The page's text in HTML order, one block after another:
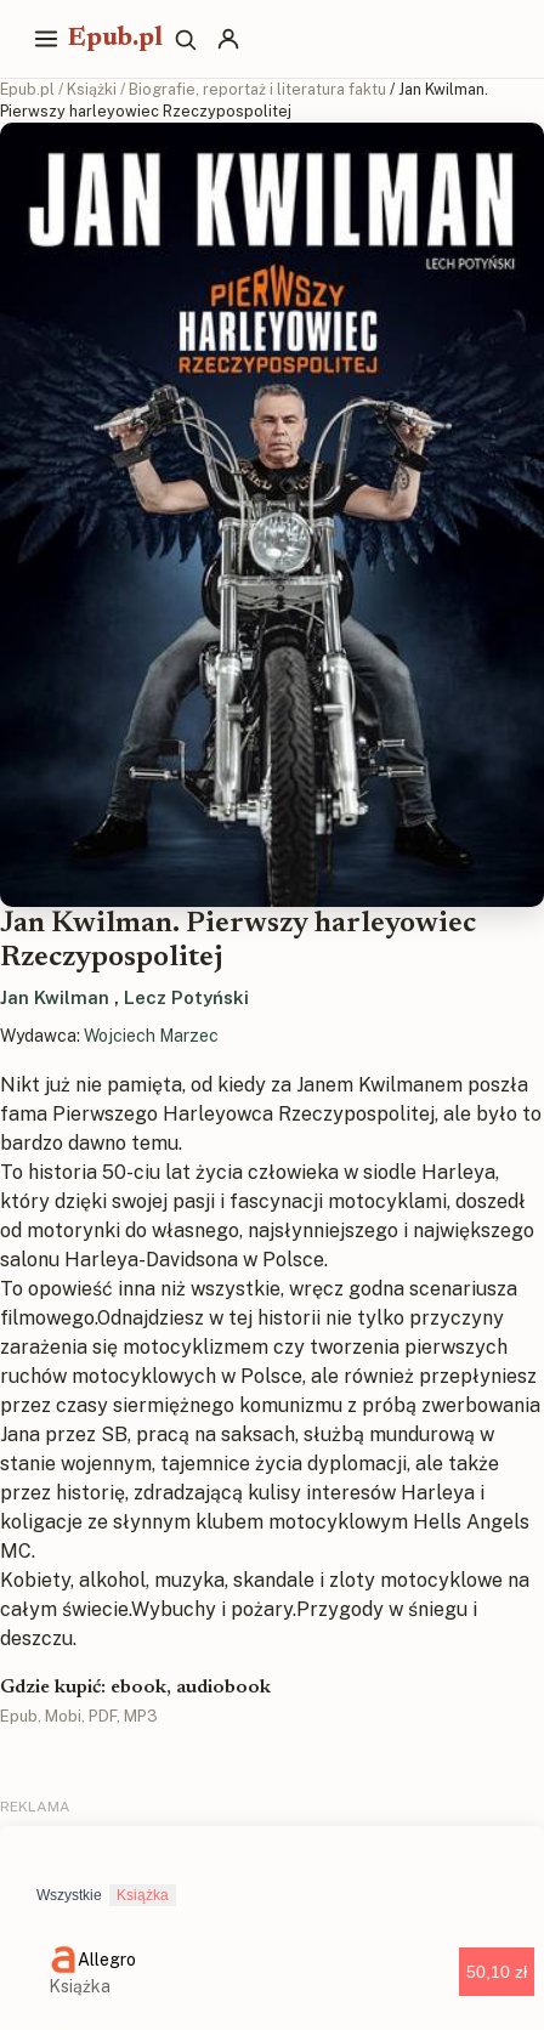
Epub.pl
Epub.pl / Książki / Biografie, reportaż i literatura faktu / Jan Kwilman.
Pierwszy harleyowiec Rzeczypospolitej
Jan Kwilman. Pierwszy harleyowiec
Rzeczypospolitej
Jan Kwilman , Lecz Potyński
Wydawca: Wojciech Marzec
Nikt już nie pamięta, od kiedy za Janem Kwilmanem poszła
fama Pierwszego Harleyowca Rzeczypospolitej, ale było to
bardzo dawno temu.
To historia 50-ciu lat życia człowieka w siodle Harleya,
który dzięki swojej pasji i fascynacji motocyklami, doszedł
od motorynki do własnego, najsłynniejszego i największego
salonu Harleya-Davidsona w Polsce.
To opowieść inna niż wszystkie, wręcz godna scenariusza
filmowego.Odnajdziesz w tej historii nie tylko przyczyny
zarażenia się motocyklizmem czy tworzenia pierwszych
ruchów motocyklowych w Polsce, ale również przepłyniesz
przez czasy siermiężnego komunizmu z próbą zwerbowania
Jana przez SB, pracą na saksach, służbą mundurową w
stanie wojennym, tajemnice życia dyplomacji, ale także
przez historię, zdradzającą kulisy interesów Harleya i
koligacje ze słynnym klubem motocyklowym Hells Angels
MC.
Kobiety, alkohol, muzyka, skandale i zloty motocyklowe na
całym świecie.Wybuchy i pożary.Przygody w śniegu i
deszczu.
Gdzie kupić: ebook, audiobook
Epub, Mobi, PDF, MP3